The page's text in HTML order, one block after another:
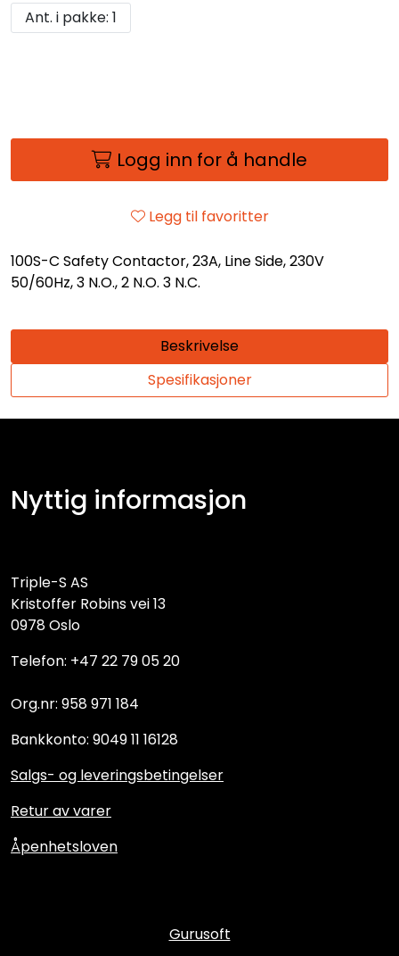
Ant. i pakke: 1
Logg inn for å handle
Legg til favoritter
100S-C Safety Contactor, 23A, Line Side, 230V
50/60Hz, 3 N.O., 2 N.O. 3 N.C.
Beskrivelse
Spesifikasjoner
Nyttig informasjon
Triple-S AS
Kristoffer Robins vei 13
0978 Oslo
Telefon: +47 22 79 05 20
Org.nr: 958 971 184
Bankkonto: 9049 11 16128
Salgs- og leveringsbetingelser
Retur av varer
Åpenhetsloven
Gurusoft